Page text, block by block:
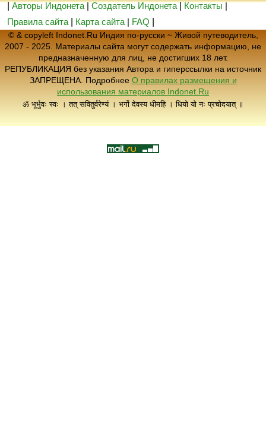
|Авторы Индонета|Создатель Индонета|Контакты|
Правила сайта| Карта сайта| FAQ
© & copyleft Indonet.Ru Индия по-русски ~ Живой путеводитель,
2007 - 2025. Материалы сайта могут содержать информацию, не
предназначенную для лиц, не достигших 18 лет.
РЕПУБЛИКАЦИЯ без указания Автора и гиперссылки на источник
ЗАПРЕЩЕНА. Подробнее О правилах размещения и
использования материалов Indonet.Ru
ॐ भूर्भुवः स्वः । तत् सवितुर्वरेण्यं । भर्गो देवस्य धीमहि । धियो यो नः प्रचोदयात् ॥